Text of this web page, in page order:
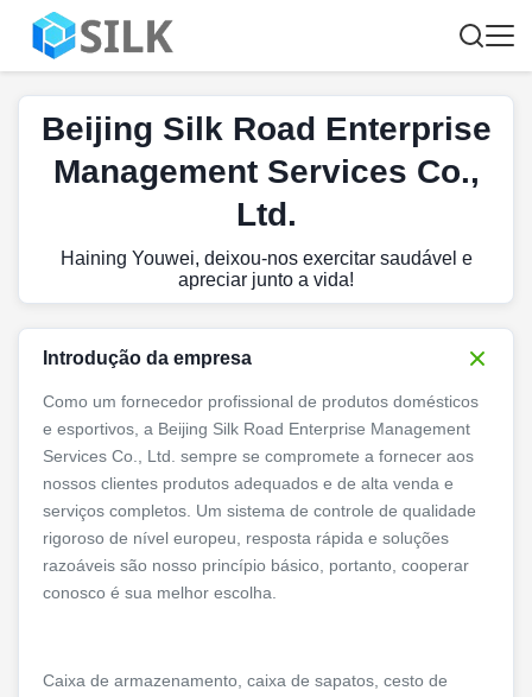
Beijing Silk Road Enterprise
Management Services Co.,
Ltd.
Haining Youwei, deixou-nos exercitar saudável e
apreciar junto a vida!
Introdução da empresa
Como um fornecedor profissional de produtos domésticos
e esportivos, a Beijing Silk Road Enterprise Management
Services Co., Ltd. sempre se compromete a fornecer aos
nossos clientes produtos adequados e de alta venda e
serviços completos. Um sistema de controle de qualidade
rigoroso de nível europeu, resposta rápida e soluções
razoáveis são nosso princípio básico, portanto, cooperar
conosco é sua melhor escolha.
Caixa de armazenamento, caixa de sapatos, cesto de